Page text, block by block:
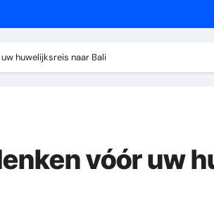
Import-Export Logistics Company
고르는 현실적인 기준
jugar en casinos online
huwelijksreis naar Bali
vóór uw